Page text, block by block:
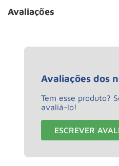
Avaliações
Avaliações dos
Tem esse produto?
avaliá-lo!
ESCREVER